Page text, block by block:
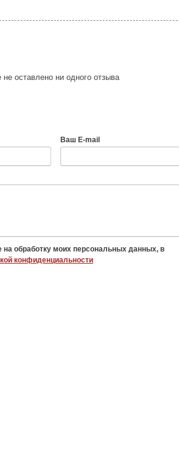
оставлено ни одного отзыва
Ваш E-mail
на обработку моих персональных данных, в
конфиденциальности